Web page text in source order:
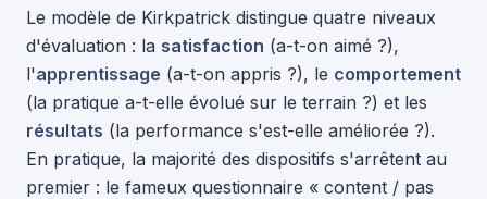
Le modèle de Kirkpatrick distingue quatre niveaux
d'évaluation : la satisfaction (a-t-on aimé ?),
l'apprentissage (a-t-on appris ?), le comportement
(la pratique a-t-elle évolué sur le terrain ?) et les
résultats (la performance s'est-elle améliorée ?).
En pratique, la majorité des dispositifs s'arrêtent au
premier : le fameux questionnaire « content / pas